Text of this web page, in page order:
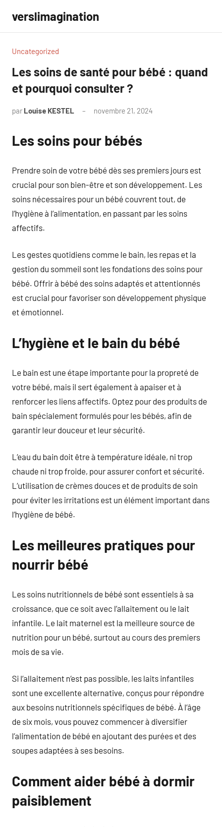
contenu
verslimagination
Uncategorized
Les soins de santé pour bébé : quand
et pourquoi consulter ?
par Louise KESTEL novembre 21, 2024
Les soins pour bébés
Prendre soin de votre bébé dès ses premiers jours est
crucial pour son bien-être et son développement. Les
soins nécessaires pour un bébé couvrent tout, de
l’hygiène à l’alimentation, en passant par les soins
affectifs.
Les gestes quotidiens comme le bain, les repas et la
gestion du sommeil sont les fondations des soins pour
bébé. Offrir à bébé des soins adaptés et attentionnés
est crucial pour favoriser son développement physique
et émotionnel.
L’hygiène et le bain du bébé
Le bain est une étape importante pour la propreté de
votre bébé, mais il sert également à apaiser et à
renforcer les liens affectifs. Optez pour des produits de
bain spécialement formulés pour les bébés, afin de
garantir leur douceur et leur sécurité.
L’eau du bain doit être à température idéale, ni trop
chaude ni trop froide, pour assurer confort et sécurité.
L’utilisation de crèmes douces et de produits de soin
pour éviter les irritations est un élément important dans
l’hygiène de bébé.
Les meilleures pratiques pour
nourrir bébé
Les soins nutritionnels de bébé sont essentiels à sa
croissance, que ce soit avec l’allaitement ou le lait
infantile. Le lait maternel est la meilleure source de
nutrition pour un bébé, surtout au cours des premiers
mois de sa vie.
Si l’allaitement n’est pas possible, les laits infantiles
sont une excellente alternative, conçus pour répondre
aux besoins nutritionnels spécifiques de bébé. À l’âge
de six mois, vous pouvez commencer à diversifier
l’alimentation de bébé en ajoutant des purées et des
soupes adaptées à ses besoins.
Comment aider bébé à dormir
paisiblement